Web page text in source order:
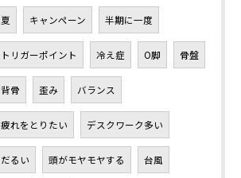
夏 キャンペーン 半期に一度
トリガーポイント 冷え症 O脚 骨盤
背骨 歪み バランス
疲れをとりたい デスクワーク多い
だるい 頭がモヤモヤする 台風